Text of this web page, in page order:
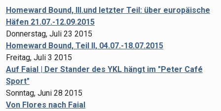
Homeward Bound, III.und letzter Teil: über europäische
Häfen 21.07.-12.09.2015
Donnerstag, Juli 23 2015
Homeward Bound, Teil II, 04.07.-18.07.2015
Freitag, Juli 3 2015
Auf Faial | Der Stander des YKL hängt im "Peter Café
Sport"
Sonntag, Juni 28 2015
Von Flores nach Faial